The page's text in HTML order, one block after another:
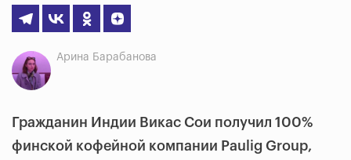
Арина Барабанова
Гражданин Индии Викас Сои получил 100%
финской кофейной компании Paulig Group,